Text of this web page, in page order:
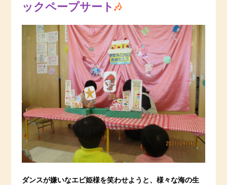
ックペープサート
ダンスが嫌いなエビ姫様を笑わせようと、様々な海の生